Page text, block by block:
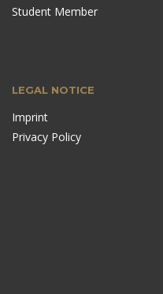
Student Member
LEGAL NOTICE
Imprint
Privacy Policy